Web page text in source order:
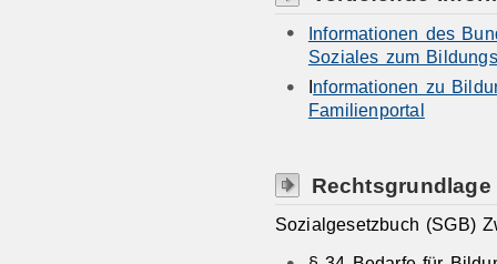
Informationen des
Soziales zum
nformationen zu
Familienportal
Rechtsgrundlage
Sozialgesetzbuch (SGB)